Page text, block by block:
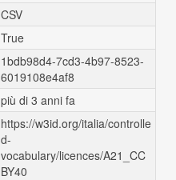
CSV
True
1bdb98d4-7cd3-4b97-8523-
6019108e4af8
più di 3 anni fa
https://w3id.org/italia/controlle
d-
vocabulary/licences/A21_CC
BY40